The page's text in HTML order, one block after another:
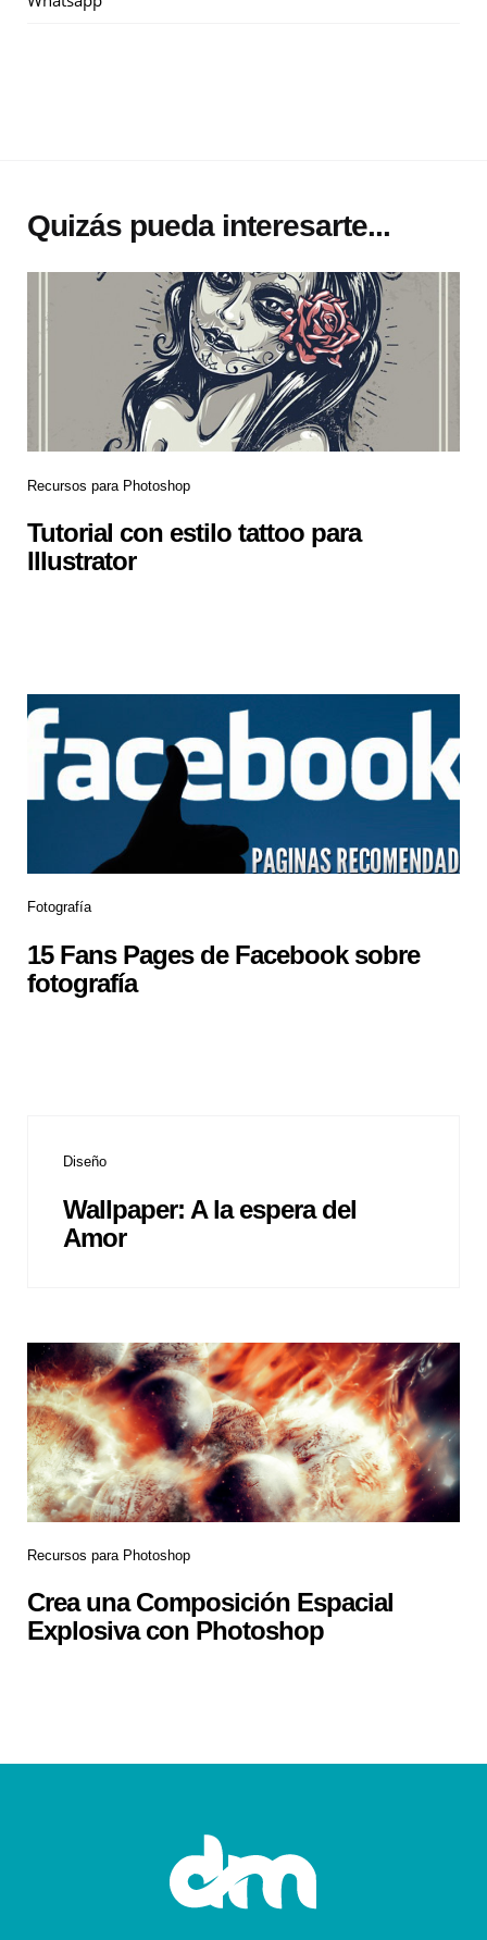
Quizás pueda interesarte...
Recursos para Photoshop
Tutorial con estilo tattoo para
Illustrator
Fotografía
15 Fans Pages de Facebook sobre
fotografía
Diseño
Wallpaper: A la espera del
Amor
Recursos para Photoshop
Crea una Composición Espacial
Explosiva con Photoshop